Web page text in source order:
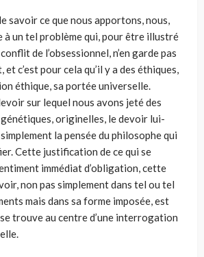
savoir ce que nous apportons, nous,
à un tel problème qui, pour être illustré
de l’obsessionnel, n’en garde pas
et c’est pour cela qu’il y a des éthiques,
éthique, sa portée universelle.
sur lequel nous avons jeté des
originelles, le devoir lui-
simplement la pensée du philosophe qui
Cette justification de ce qui se
immédiat d’obligation, cette
non pas simplement dans tel ou tel
mais dans sa forme imposée, est
trouve au centre d’une interrogation